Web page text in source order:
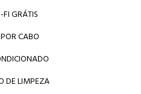
GRÁTIS
CABO
DE LIMPEZA